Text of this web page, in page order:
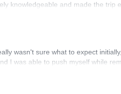
knowledgeable and made the trip
wasn't sure what to expect
I was able to push myself while